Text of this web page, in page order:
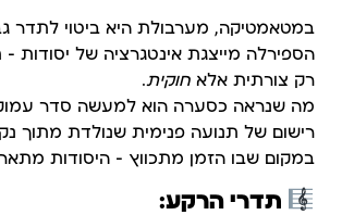
במטאמטיקה, מערבולת היא ביטוי לתדר
הספירלה מייצגת אינטגרציה של יסודות
רק צורתית אלא חוקית.
מה שנראה כסערה הוא למעשה סדר
רישום של תנועה פנימית שנולדת מתוך
במקום שבו הזמן מתכווץ – היסודות
תדרי הרקע: